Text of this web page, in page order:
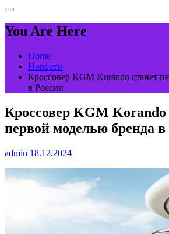
You Are Here
Home
Новости
Кроссовер KGM Korando станет
в России
Кроссовер KGM Korando
первой моделью бренда в
admin 18.12.2024